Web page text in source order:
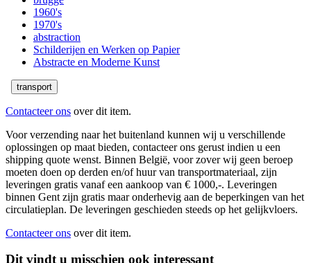
1960's
1970's
abstraction
Schilderijen en Werken op Papier
Abstracte en Moderne Kunst
transport
Contacteer ons over dit item.
Voor verzending naar het buitenland kunnen wij u verschillende
oplossingen op maat bieden, contacteer ons gerust indien u een
shipping quote wenst. Binnen België, voor zover wij geen beroep
moeten doen op derden en/of huur van transportmateriaal, zijn
leveringen gratis vanaf een aankoop van € 1000,-. Leveringen
binnen Gent zijn gratis maar onderhevig aan de beperkingen van het
circulatieplan. De leveringen geschieden steeds op het gelijkvloers.
Contacteer ons over dit item.
Dit vindt u misschien ook interessant